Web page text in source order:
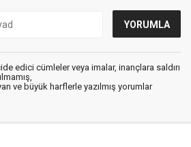
edici cümleler veya imalar, inançlara saldırı
ve büyük harflerle yazılmış yorumlar